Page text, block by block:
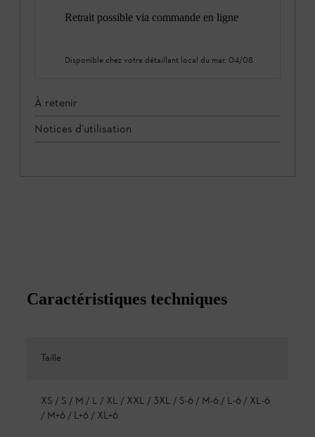
Retrait possible via commande en ligne
Disponible chez votre détaillant local du mar. 04/08
À retenir
Notices d'utilisation
Caractéristiques techniques
Taille
XS / S / M / L / XL / XXL / 3XL / S-6 / M-6 / L-6 / XL-6
/ M+6 / L+6 / XL+6